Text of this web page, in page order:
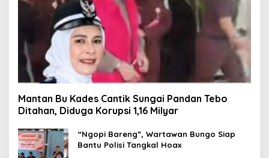
Mantan Bu Kades Cantik Sungai Pandan Tebo
Ditahan, Diduga Korupsi 1,16 Milyar
“Ngopi Bareng”, Wartawan Bungo Siap
Bantu Polisi Tangkal Hoax